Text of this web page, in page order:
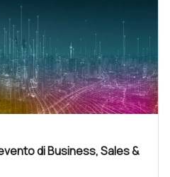
di Business, Sales &